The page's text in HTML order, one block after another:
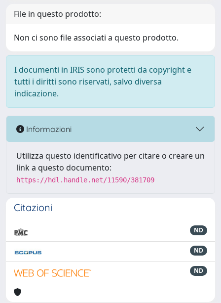
File in questo prodotto:
Non ci sono file associati a questo prodotto.
I documenti in IRIS sono protetti da copyright e
tutti i diritti sono riservati, salvo diversa
indicazione.
Informazioni
Utilizza questo identificativo per citare o creare un
link a questo documento:
https://hdl.handle.net/11590/381709
Citazioni
ND
ND
ND